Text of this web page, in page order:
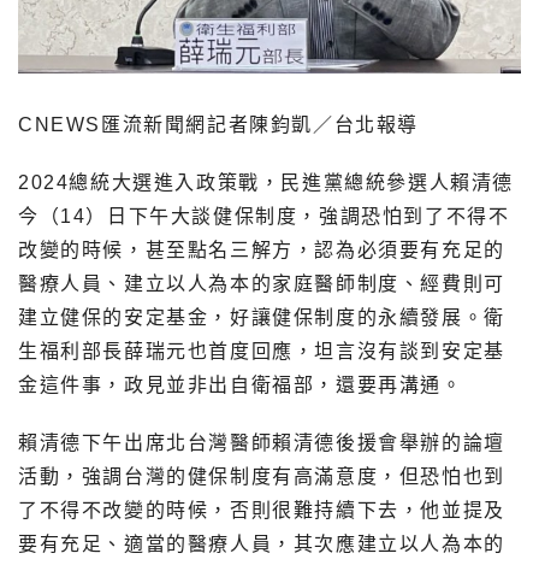
CNEWS匯流新聞網記者陳鈞凱／台北報導
2024總統大選進入政策戰，民進黨總統參選人賴清德
今（14）日下午大談健保制度，強調恐怕到了不得不
改變的時候，甚至點名三解方，認為必須要有充足的
醫療人員、建立以人為本的家庭醫師制度、經費則可
建立健保的安定基金，好讓健保制度的永續發展。衛
生福利部長薛瑞元也首度回應，坦言沒有談到安定基
金這件事，政見並非出自衛福部，還要再溝通。
賴清德下午出席北台灣醫師賴清德後援會舉辦的論壇
活動，強調台灣的健保制度有高滿意度，但恐怕也到
了不得不改變的時候，否則很難持續下去，他並提及
要有充足、適當的醫療人員，其次應建立以人為本的